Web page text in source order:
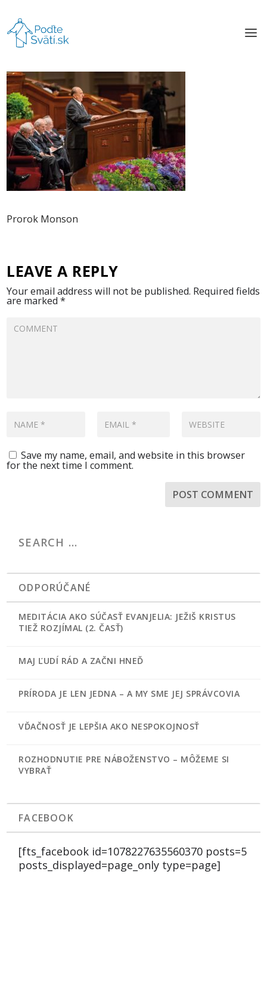
Prorok Monson
LEAVE A REPLY
Your email address will not be published. Required fields
are marked*
Save my name, email, and website in this browser
for the next time I comment.
ODPORÚČANÉ
MEDITÁCIA AKO SÚČASŤ EVANJELIA: JEŽIŠ KRISTUS
TIEŽ ROZJÍMAL (2. ČASŤ)
MAJ ĽUDÍ RÁD A ZAČNI HNEĎ
PRÍRODA JE LEN JEDNA – A MY SME JEJ SPRÁVCOVIA
VĎAČNOSŤ JE LEPŠIA AKO NESPOKOJNOSŤ
ROZHODNUTIE PRE NÁBOŽENSTVO – MÔŽEME SI
VYBRAŤ
FACEBOOK
[fts_facebook id=1078227635560370 posts=5
posts_displayed=page_only type=page]